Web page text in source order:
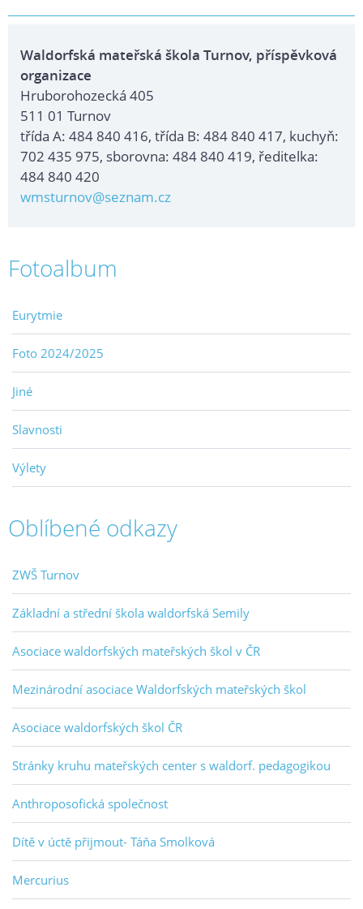
Waldorfská mateřská škola Turnov, příspěvková
organizace
Hruborohozecká 405
511 01 Turnov
třída A: 484 840 416, třída B: 484 840 417, kuchyň:
702 435 975, sborovna: 484 840 419, ředitelka:
484 840 420
wmsturnov@seznam.cz
Fotoalbum
Eurytmie
Foto 2024/2025
Jiné
Slavnosti
Výlety
Oblíbené odkazy
ZWŠ Turnov
Základní a střední škola waldorfská Semily
Asociace waldorfských mateřských škol v ČR
Mezinárodní asociace Waldorfských mateřských škol
Asociace waldorfských škol ČR
Stránky kruhu mateřských center s waldorf. pedagogikou
Anthroposofická společnost
Dítě v úctě přijmout- Táňa Smolková
Mercurius